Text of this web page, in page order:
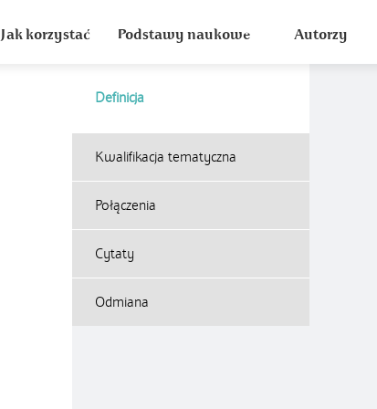
Jak korzystać Podstawy naukowe Autorzy
Definicja
Kwalifikacja tematyczna
Połączenia
Cytaty
Odmiana